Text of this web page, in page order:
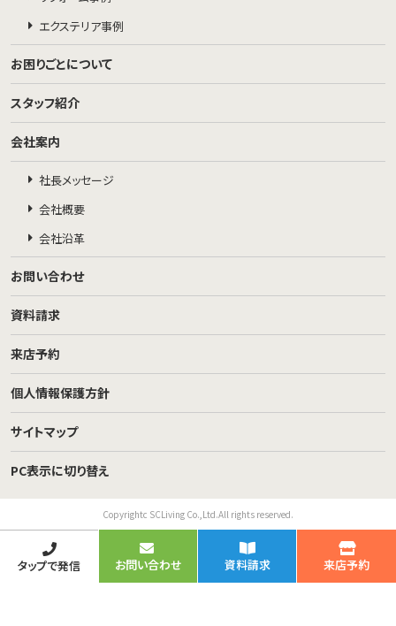
タップで発信 お問い合わせ 資料請求 来店予約
エクステリア事例
お困りごとについて
スタッフ紹介
会社案内
社長メッセージ
会社概要
会社沿革
お問い合わせ
資料請求
来店予約
個人情報保護方針
サイトマップ
PC表示に切り替え
Copyrightc SCLiving Co.,Ltd.All rights reserved.